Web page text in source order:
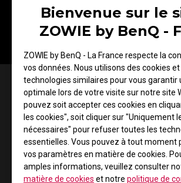
Bienvenue sur le
ZOWIE by BenQ -
ZOWIE by BenQ - La France respecte la
vos données. Nous utilisons des cookies et
technologies similaires pour vous garantir
optimale lors de votre visite sur notre site
pouvez soit accepter ces cookies en
les cookies", soit cliquer sur "Uniquement
nécessaires" pour refuser toutes les
essentielles. Vous pouvez à tout moment
vos paramètres en matière de cookies.
amples informations, veuillez consulter
matière de cookies et notre politique de
veuillez la découvrir
Clarté/
Comparé aux écrans IPS 360 Hz
sur un panneau TN 360 Hz offre des
et plus nets des images mobiles
permet de vous concentrer et d’avoir
distractions de l’image secondaire
mouvements dans le jeu.